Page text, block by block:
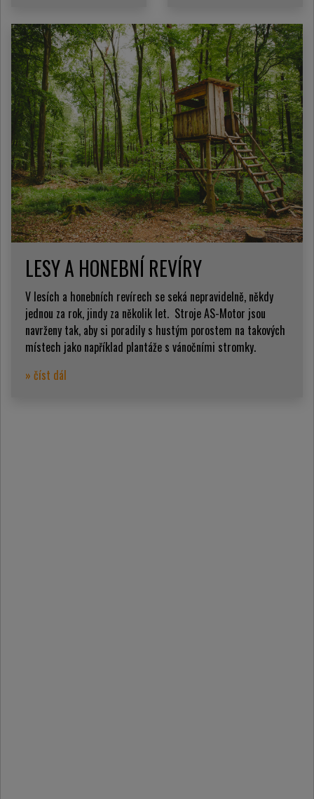
LESY A HONEBNÍ REVÍRY
V lesích a honebních revírech se seká nepravidelně, někdy
jednou za rok, jindy za několik let. Stroje AS-Motor jsou
navrženy tak, aby si poradily s hustým porostem na takových
místech jako například plantáže s vánočními stromky.
» číst dál